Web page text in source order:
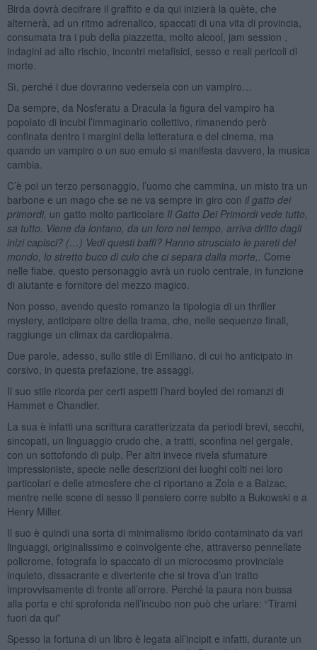
Birda dovrà decifrare il graffito e da qui inizierà la quète, che
alternerà, ad un ritmo adrenalico, spaccati di una vita di provincia,
consumata tra i pub della piazzetta, molto alcool, jam session ,
indagini ad alto rischio, incontri metafisici, sesso e reali pericoli di
morte.
Sì, perché i due dovranno vedersela con un vampiro…
Da sempre, da Nosferatu a Dracula la figura del vampiro ha
popolato di incubi l’immaginario collettivo, rimanendo però
confinata dentro i margini della letteratura e del cinema, ma
quando un vampiro o un suo emulo si manifesta davvero, la musica
cambia.
C’è poi un terzo personaggio, l’uomo che cammina, un misto tra un
barbone e un mago che se ne va sempre in giro con il gatto dei
primordi, un gatto molto particolare Il Gatto Dei Primordi vede tutto,
sa tutto. Viene da lontano, da un foro nel tempo, arriva dritto dagli
inizi capisci? (…) Vedi questi baffi? Hanno strusciato le pareti del
mondo, lo stretto buco di culo che ci separa dalla morte,
Come
nelle fiabe, questo personaggio avrà un ruolo centrale, in funzione
di aiutante e fornitore del mezzo magico.
Non posso, avendo questo romanzo la tipologia di un thriller
mystery, anticipare oltre della trama, che, nelle sequenze finali,
raggiunge un climax da cardiopalma.
Due parole, adesso, sullo stile di Emiliano, di cui ho anticipato in
corsivo, in questa prefazione, tre assaggi.
Il suo stile ricorda per certi aspetti l’hard boyled dei romanzi di
Hammet e Chandler.
La sua è infatti una scrittura caratterizzata da periodi brevi, secchi,
sincopati, un linguaggio crudo che, a tratti, sconfina nel gergale,
con un sottofondo di pulp. Per altri invece rivela sfumature
impressioniste, specie nelle descrizioni dei luoghi colti nei loro
particolari e delle atmosfere che ci riportano a Zola e a Balzac,
mentre nelle scene di sesso il pensiero corre subito a Bukowski e a
Henry Miller.
Il suo è quindi una sorta di minimalismo ibrido contaminato da vari
linguaggi, originalissimo e coinvolgente che, attraverso pennellate
policrome, fotografa lo spaccato di un microcosmo provinciale
inquieto, dissacrante e divertente che si trova d’un tratto
improvvisamente di fronte all’orrore. Perché la paura non bussa
alla porta e chi sprofonda nell’incubo non può che urlare: “Tirami
fuori da qui”
Spesso la fortuna di un libro è legata all’incipit e infatti, durante un